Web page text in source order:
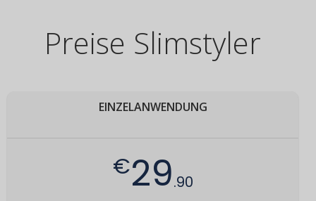
Preise Slimstyler
EINZELANWENDUNG
€29.90